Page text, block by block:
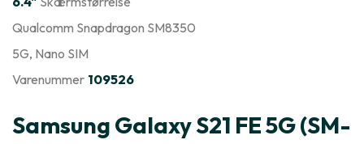
Qualcomm Snapdragon SM8350
5G, Nano SIM
Varenummer 109526
Samsung Galaxy S21 FE 5G (SM-